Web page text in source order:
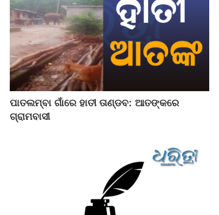
ପାତଲମ୍ବା ଗାଁରେ ହାତୀ ତାଣ୍ଡବ: ଆତଙ୍କରେ
ଗ୍ରାମବାସୀ